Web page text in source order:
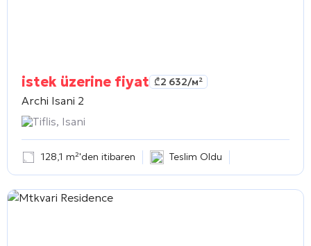
istek üzerine fiyat ₾2 632/м²
Archi Isani 2
Tiflis, Isani
128,1 m²'den itibaren Teslim Oldu